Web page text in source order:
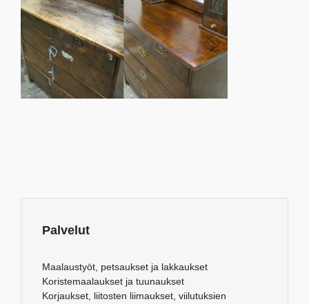
Palvelut
Maalaustyöt, petsaukset ja lakkaukset
Koristemaalaukset ja tuunaukset
Korjaukset, liitosten liimaukset, viilutuksien